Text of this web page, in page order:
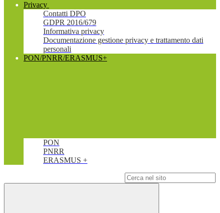
Privacy
Contatti DPO
GDPR 2016/679
Informativa privacy
Documentazione gestione privacy e trattamento dati
personali
PON/PNRR/ERASMUS+
PON
PNRR
ERASMUS +